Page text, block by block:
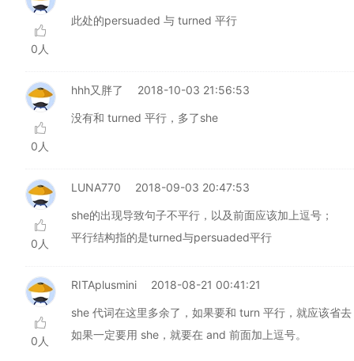
0人
此处的persuaded 与 turned 平行
0人
hhh又胖了 2018-10-03 21:56:53
没有和 turned 平行，多了she
0人
LUNA770 2018-09-03 20:47:53
she的出现导致句子不平行，以及前面应该加上逗号；
平行结构指的是turned与persuaded平行
0人
RITAplusmini 2018-08-21 00:41:21
she 代词在这里多余了，如果要和 turn 平行，就应该省
如果一定要用 she，就要在 and 前面加上逗号。